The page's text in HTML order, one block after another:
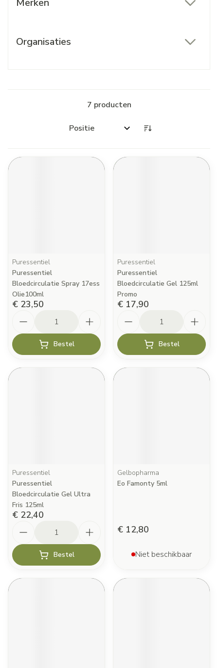
Merken
Organisaties
7 producten
Sorteer op:
Puressentiel
Puressentiel
Bloedcirculatie Spray 17ess
Olie100ml
€ 23,50
Bestel
Puressentiel
Puressentiel
Bloedcirculatie Gel 125ml
Promo
€ 17,90
Bestel
Puressentiel
Puressentiel
Bloedcirculatie Gel Ultra
Fris 125ml
€ 22,40
Bestel
Gelbopharma
Eo Famonty 5ml
€ 12,80
Niet beschikbaar